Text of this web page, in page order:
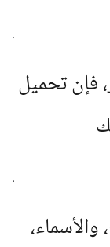
.
فإن تحميل
.
والأسماء،